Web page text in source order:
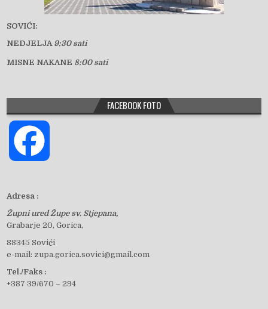
SOVIĆI:
NEDJELJA 9:30 sati
MISNE NAKANE 8:00 sati
FACEBOOK FOTO
c
Adresa :
Župni ured Župe sv. Stjepana,
Grabarje 20, Gorica,
88345 Sovići
e-mail: zupa.gorica.sovici@gmail.com
Tel./Faks :
+387 39/670 – 294